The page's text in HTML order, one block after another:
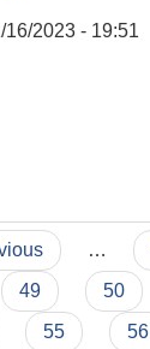
16/2023 - 19:51
…
49 50
55 56